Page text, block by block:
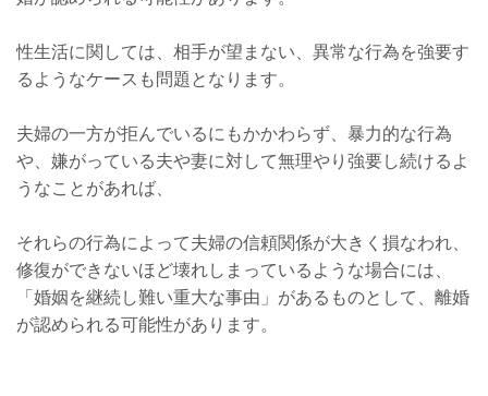
性生活に関しては、相手が望まない、異常な行為を強要す
るようなケースも問題となります。
夫婦の一方が拒んでいるにもかかわらず、暴力的な行為
や、嫌がっている夫や妻に対して無理やり強要し続けるよ
うなことがあれば、
それらの行為によって夫婦の信頼関係が大きく損なわれ、
修復ができないほど壊れしまっているような場合には、
「婚姻を継続し難い重大な事由」があるものとして、離婚
が認められる可能性があります。